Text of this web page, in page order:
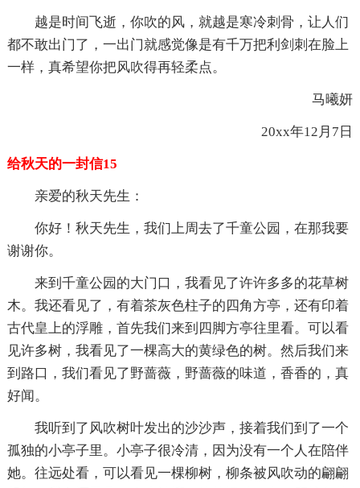
越是时间飞逝，你吹的风，就越是寒冷刺骨，让人们
都不敢出门了，一出门就感觉像是有千万把利剑刺在脸上
一样，真希望你把风吹得再轻柔点。
马曦妍
20xx年12月7日
给秋天的一封信15
亲爱的秋天先生：
你好！秋天先生，我们上周去了千童公园，在那我要
谢谢你。
来到千童公园的大门口，我看见了许许多多的花草树
木。我还看见了，有着茶灰色柱子的四角方亭，还有印着
古代皇上的浮雕，首先我们来到四脚方亭往里看。可以看
见许多树，我看见了一棵高大的黄绿色的树。然后我们来
到路口，我们看见了野蔷薇，野蔷薇的味道，香香的，真
好闻。
我听到了风吹树叶发出的沙沙声，接着我们到了一个
孤独的小亭子里。小亭子很冷清，因为没有一个人在陪伴
她。往远处看，可以看见一棵柳树，柳条被风吹动的翩翩